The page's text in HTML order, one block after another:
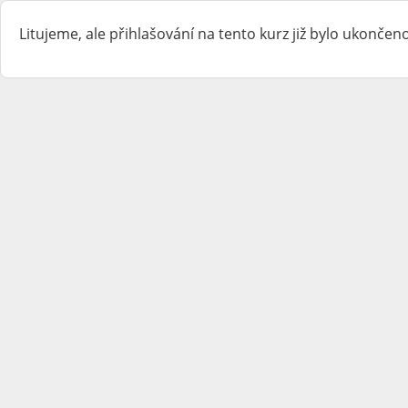
Litujeme, ale přihlašování na tento kurz již bylo